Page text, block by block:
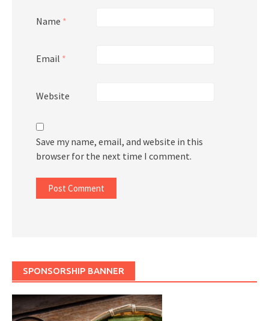
Name *
Email *
Website
Save my name, email, and website in this
browser for the next time I comment.
SPONSORSHIP BANNER